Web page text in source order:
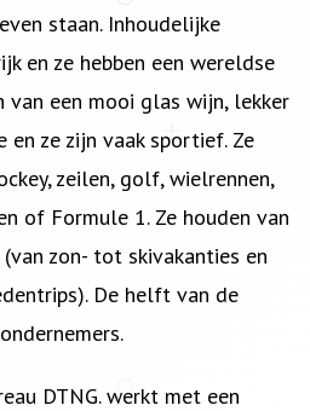
staan. Inhoudelijke
en ze hebben een wereldse
van een mooi glas wijn, lekker
ze zijn vaak sportief. Ze
zeilen, golf, wielrennen,
of Formule 1. Ze houden van
zon- tot skivakanties en
De helft van de
DTNG. werkt met een